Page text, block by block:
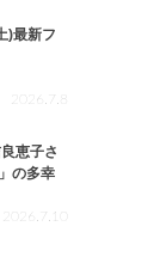
)最新フ
2026.7.8
恵子さ
の多幸
2026.7.10